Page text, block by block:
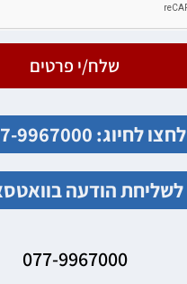
שלח/י פרטים
לחצו לחיוג: 077-9967000
לשליחת הודעה
077-9967000